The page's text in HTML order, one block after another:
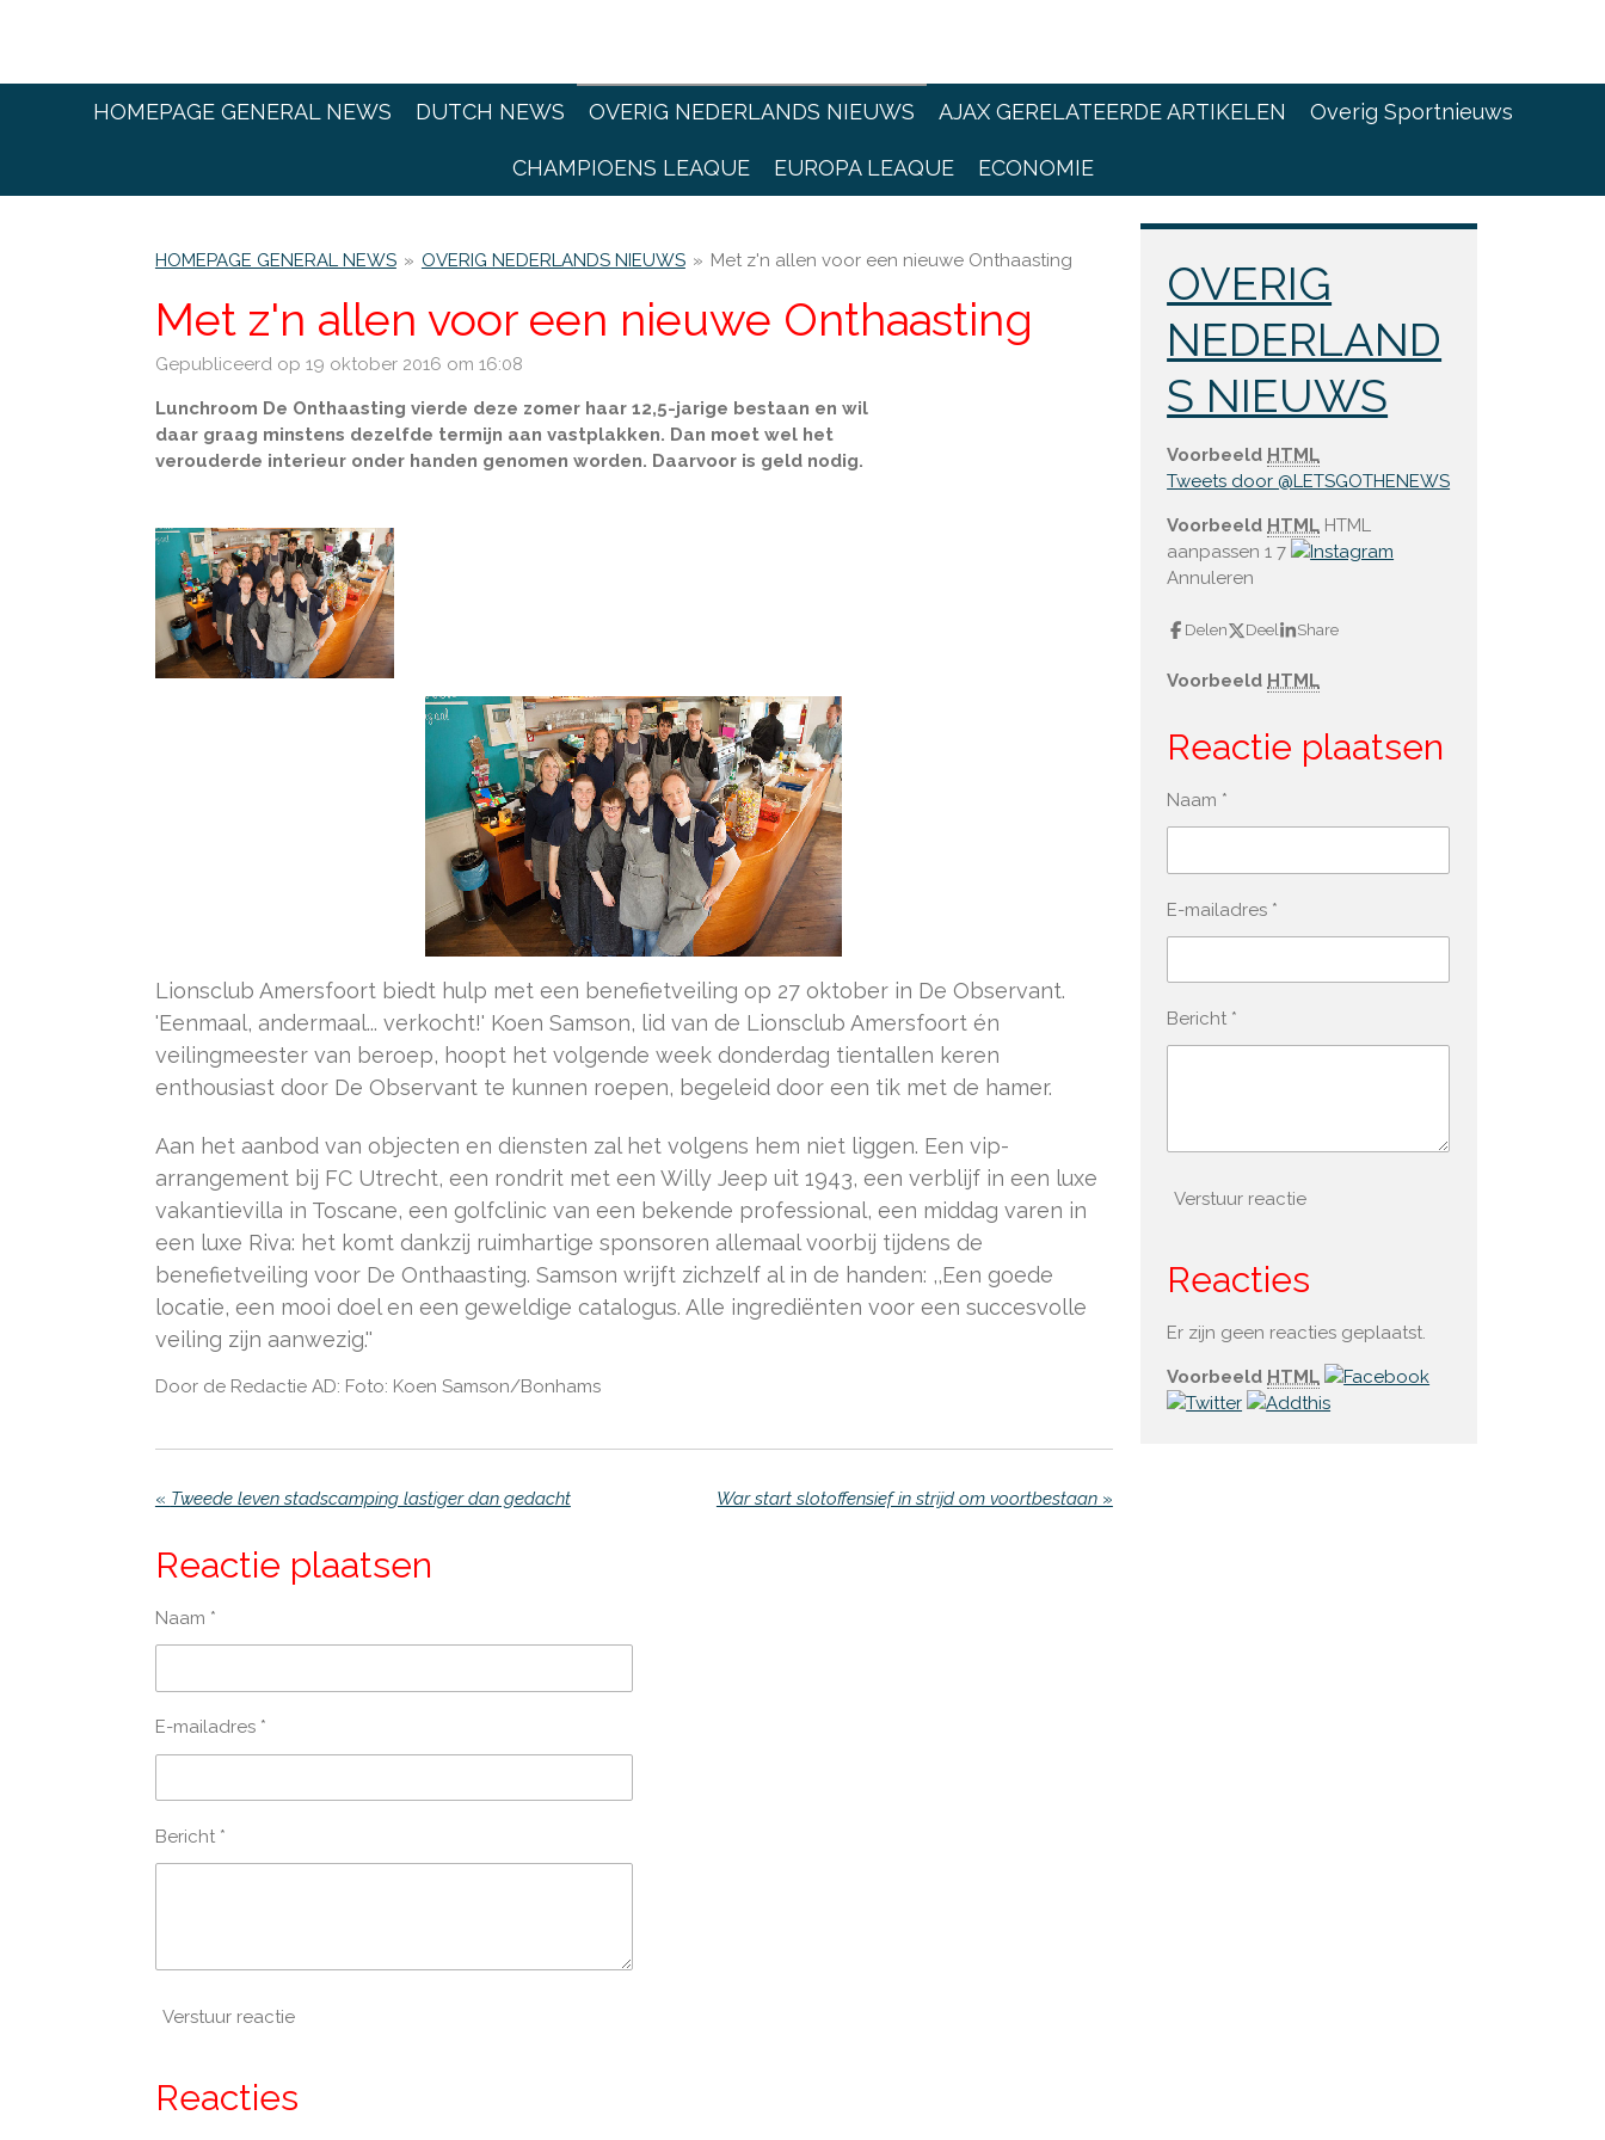
HOMEPAGE GENERAL NEWS DUTCH NEWS OVERIG NEDERLANDS NIEUWS AJAX GERELATEERDE ARTIKELEN Overig Sportnieuws
CHAMPIOENS LEAQUE EUROPA LEAQUE ECONOMIE
HOMEPAGE GENERAL NEWS » OVERIG NEDERLANDS NIEUWS » Met z'n allen voor een nieuwe Onthaasting
Met z'n allen voor een nieuwe Onthaasting
Gepubliceerd op 19 oktober 2016 om 16:08
Lunchroom De Onthaasting vierde deze zomer haar 12,5-jarige bestaan en wil
daar graag minstens dezelfde termijn aan vastplakken. Dan moet wel het
verouderde interieur onder handen genomen worden. Daarvoor is geld nodig.
Lionsclub Amersfoort biedt hulp met een benefietveiling op 27 oktober in De Observant.
'Eenmaal, andermaal... verkocht!' Koen Samson, lid van de Lionsclub Amersfoort én
veilingmeester van beroep, hoopt het volgende week donderdag tientallen keren
enthousiast door De Observant te kunnen roepen, begeleid door een tik met de hamer.
Aan het aanbod van objecten en diensten zal het volgens hem niet liggen. Een vip-
arrangement bij FC Utrecht, een rondrit met een Willy Jeep uit 1943, een verblijf in een luxe
vakantievilla in Toscane, een golfclinic van een bekende professional, een middag varen in
een luxe Riva: het komt dankzij ruimhartige sponsoren allemaal voorbij tijdens de
benefietveiling voor De Onthaasting. Samson wrijft zichzelf al in de handen: ,,Een goede
locatie, een mooi doel en een geweldige catalogus. Alle ingrediënten voor een succesvolle
veiling zijn aanwezig.''
Door de Redactie AD: Foto: Koen Samson/Bonhams
« Tweede leven stadscamping lastiger dan gedacht War start slotoffensief in strijd om voortbestaan»
Reactie plaatsen
Naam *
E-mailadres *
Bericht *
Verstuur reactie
Reacties
OVERIG
NEDERLAND
S NIEUWS
Voorbeeld HTML
Tweets door @LETSGOTHENEWS
Voorbeeld HTML HTML
aanpassen 17
Annuleren
Delen Deel Share
Voorbeeld HTML
Reactie plaatsen
Naam *
E-mailadres *
Bericht *
Verstuur reactie
Reacties
Er zijn geen reacties geplaatst.
Voorbeeld HTML